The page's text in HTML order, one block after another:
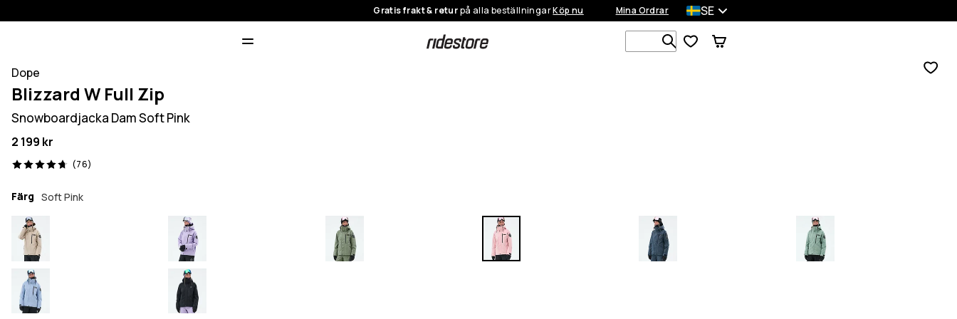
Gratis frakt & returpå alla beställningarKöp nu Mina Ordrar SE
Sök bland 1 000+ produkter
Dope
Blizzard W Full Zip
Snowboardjacka Dam Soft Pink
2 199 kr
(76)
76 recensioner, 4.7/5
Färg Soft Pink